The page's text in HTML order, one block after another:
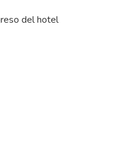
del hotel